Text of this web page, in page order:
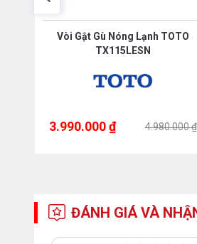
Vòi Gật Gù Nóng Lạnh TOTO
TX115LESN
3.990.000 ₫ 4.980.000 ₫
ĐÁNH GIÁ VÀ